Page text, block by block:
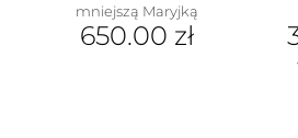
mniejszą Maryjką
650.00 zł